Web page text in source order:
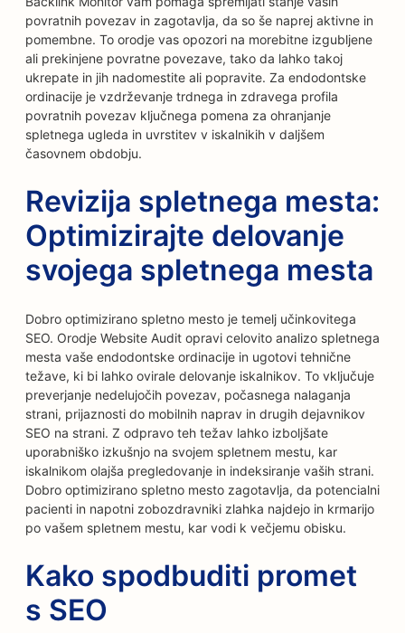
povratnih povezav in zagotavlja, da so še naprej aktivne in
pomembne. To orodje vas opozori na morebitne izgubljene
ali prekinjene povratne povezave, tako da lahko takoj
ukrepate in jih nadomestite ali popravite. Za endodontske
ordinacije je vzdrževanje trdnega in zdravega profila
povratnih povezav ključnega pomena za ohranjanje
spletnega ugleda in uvrstitev v iskalnikih v daljšem
časovnem obdobju.
Revizija spletnega mesta:
Optimizirajte delovanje
svojega spletnega mesta
Dobro optimizirano spletno mesto je temelj učinkovitega
SEO. Orodje Website Audit opravi celovito analizo spletnega
mesta vaše endodontske ordinacije in ugotovi tehnične
težave, ki bi lahko ovirale delovanje iskalnikov. To vključuje
preverjanje nedelujočih povezav, počasnega nalaganja
strani, prijaznosti do mobilnih naprav in drugih dejavnikov
SEO na strani. Z odpravo teh težav lahko izboljšate
uporabniško izkušnjo na svojem spletnem mestu, kar
iskalnikom olajša pregledovanje in indeksiranje vaših strani.
Dobro optimizirano spletno mesto zagotavlja, da potencialni
pacienti in napotni zobozdravniki zlahka najdejo in krmarijo
po vašem spletnem mestu, kar vodi k večjemu obisku.
Kako spodbuditi promet
s SEO